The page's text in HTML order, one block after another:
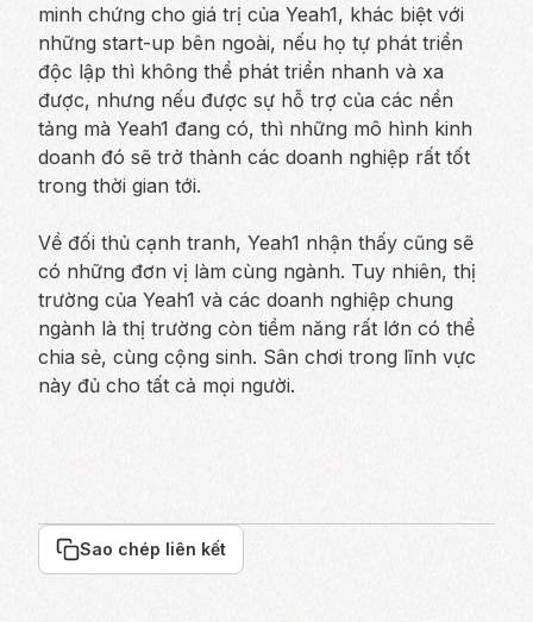
minh chứng cho giá trị của Yeah1, khác biệt với
những start-up bên ngoài, nếu họ tự phát triển
độc lập thì không thể phát triển nhanh và xa
được, nhưng nếu được sự hỗ trợ của các nền
tảng mà Yeah1 đang có, thì những mô hình kinh
doanh đó sẽ trở thành các doanh nghiệp rất tốt
trong thời gian tới.
Về đối thủ cạnh tranh, Yeah1 nhận thấy cũng sẽ
có những đơn vị làm cùng ngành. Tuy nhiên, thị
trường của Yeah1 và các doanh nghiệp chung
ngành là thị trường còn tiềm năng rất lớn có thể
chia sẻ, cùng cộng sinh. Sân chơi trong lĩnh vực
này đủ cho tất cả mọi người.
Sao chép liên kết